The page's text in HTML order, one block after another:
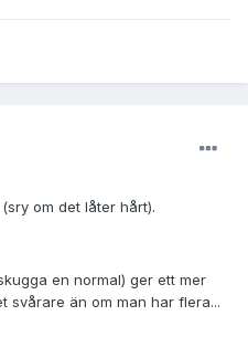
om det låter hårt).
en normal) ger ett mer
svårare än om man har flera...